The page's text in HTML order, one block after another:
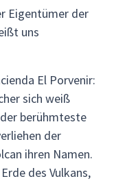
Eigentümer der
uns
El Porvenir:
sich weiß
berühmteste
der
ihren Namen.
des Vulkans,